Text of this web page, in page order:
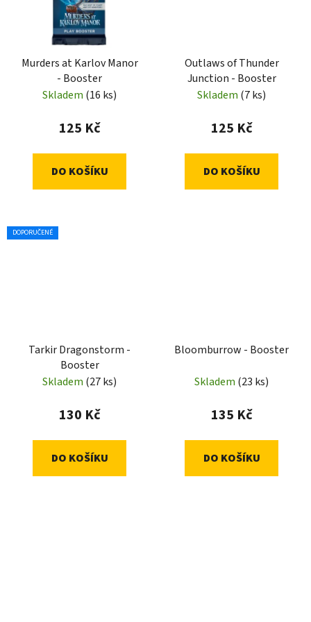
Murders at Karlov Manor
- Booster
Skladem (16 ks)
125 Kč
DO KOŠÍKU
Outlaws of Thunder
Junction - Booster
Skladem (7 ks)
125 Kč
DO KOŠÍKU
DOPORUČENÉ
Tarkir Dragonstorm -
Booster
Skladem (27 ks)
130 Kč
DO KOŠÍKU
Bloomburrow - Booster
Skladem (23 ks)
135 Kč
DO KOŠÍKU